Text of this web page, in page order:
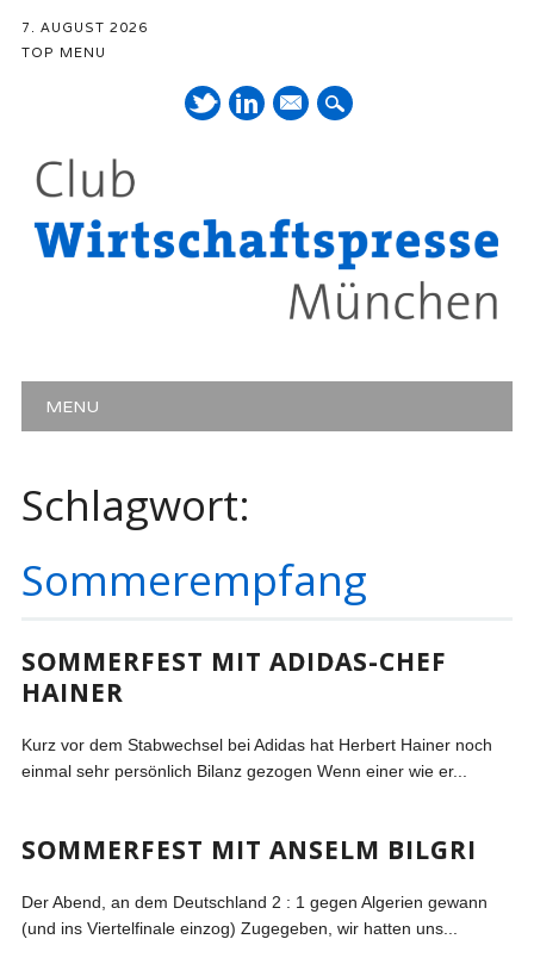
7. AUGUST 2026
TOP MENU
Mail
Hauptmenü
MENU
Schlagwort:
Sommerempfang
SOMMERFEST MIT ADIDAS-CHEF
HAINER
Kurz vor dem Stabwechsel bei Adidas hat Herbert Hainer noch
einmal sehr persönlich Bilanz gezogen Wenn einer wie er...
SOMMERFEST MIT ANSELM BILGRI
Der Abend, an dem Deutschland 2 : 1 gegen Algerien gewann
(und ins Viertelfinale einzog) Zugegeben, wir hatten uns...